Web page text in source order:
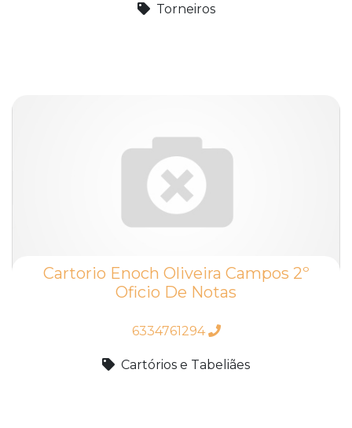
Torneiros
Cartorio Enoch Oliveira Campos 2º
Oficio De Notas
6334761294
Cartórios e Tabeliães